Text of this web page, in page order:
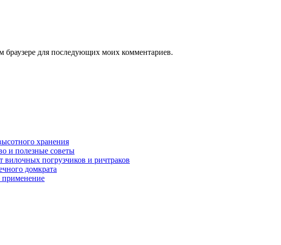
браузере для последующих моих комментариев.
хранения
и полезные советы
вилочных погрузчиков и ричтраков
домкрата
применение